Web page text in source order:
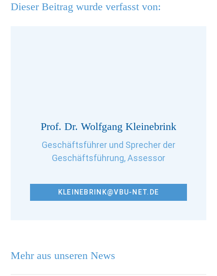
Mehr aus unseren News
Dieser Beitrag wurde verfasst von:
Prof. Dr. Wolfgang Kleinebrink
Geschäftsführer und Sprecher der
Geschäftsführung, Assessor
KLEINEBRINK@VBU-NET.DE